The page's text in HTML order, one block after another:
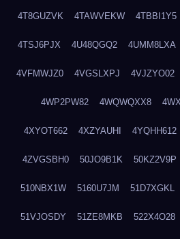
4T8GUZVK 4TAWVEKW 4TBBI1Y5
4TSJ6PJX 4U48QGQ2 4UMM8LXA
4VFMWJZ0 4VGSLXPJ 4VJZYO02
4WP2PW82 4WQWQXX8
4XYOT662 4XZYAUHI 4YQHH612
4ZVGSBH0 50JO9B1K 50KZ2V9P
510NBX1W 5160U7JM 51D7XGKL
51VJOSDY 51ZE8MKB 522X4O28